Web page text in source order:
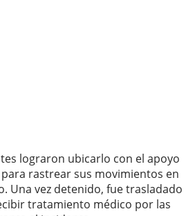
lograron ubicarlo con el apoyo
rastrear sus movimientos en
Una vez detenido, fue trasladado
tratamiento médico por las